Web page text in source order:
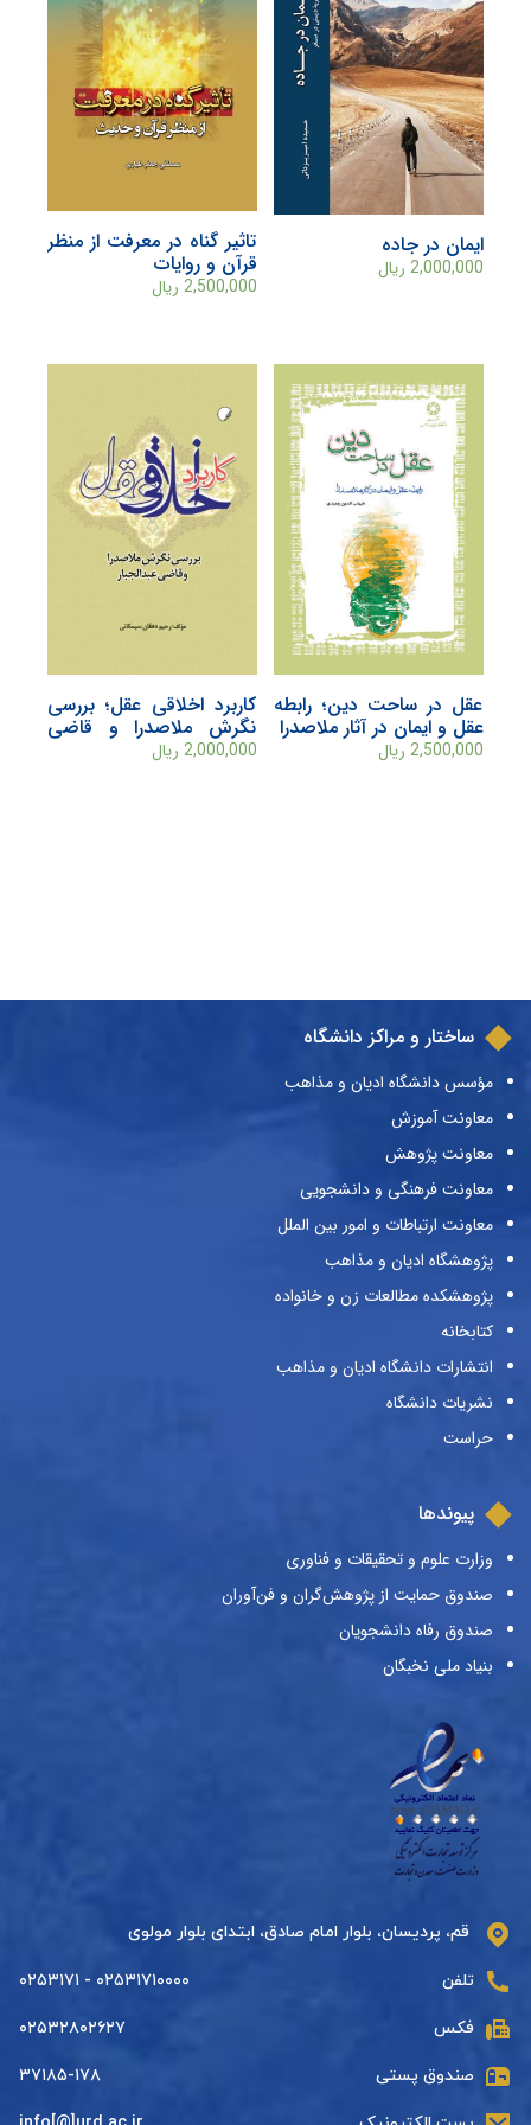
ایمان در جاده
2,000,000 ریال
تاثیر گناه در معرفت از منظر
قرآن و روایات
2,500,000 ریال
عقل در ساحت دین؛ رابطه
عقل و ایمان در آثار ملاصدرا
2,500,000 ریال
کاربرد اخلاقی عقل؛ بررسی
نگرش ملاصدرا و قاضی
عبدالجبار
2,000,000 ریال
ساختار و مراکز دانشگاه
مؤسس دانشگاه ادیان و مذاهب
معاونت آموزش
معاونت پژوهش
معاونت فرهنگی و دانشجویی
معاونت ارتباطات و امور بین الملل
پژوهشگاه ادیان و مذاهب
پژوهشکده مطالعات زن و خانواده
کتابخانه
انتشارات دانشگاه ادیان و مذاهب
نشریات دانشگاه
حراست
پیوندها
وزارت علوم و تحقیقات و فناوری
صندوق حمایت از پژوهش‌گران و فن‌آوران
صندوق رفاه دانشجویان
بنیاد ملی نخبگان
قم، پردیسان، بلوار امام صادق، ابتدای بلوار مولوی
تلفن ۰۲۵۳۱۷۱۰۰۰۰ - ۰۲۵۳۱۷۱
فکس ۰۲۵۳۲۸۰۲۶۲۷
صندوق پستی ۳۷۱۸۵-۱۷۸